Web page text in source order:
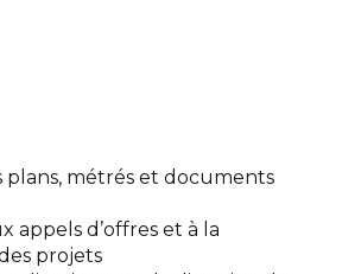
plans, métrés et documents
appels d’offres et à la
projets